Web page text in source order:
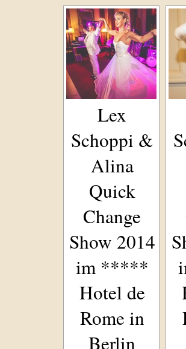
Lex
Schoppi &
Alina
Quick
Change
Show 2014
im *****
Hotel de
Rome in
Berlin